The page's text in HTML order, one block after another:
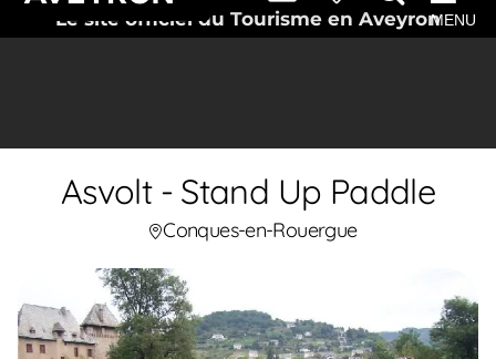
Le site officiel du Tourisme en AveyronMENU
Asvolt - Stand Up Paddle
Conques-en-Rouergue